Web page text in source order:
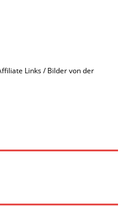
Links / Bilder von der